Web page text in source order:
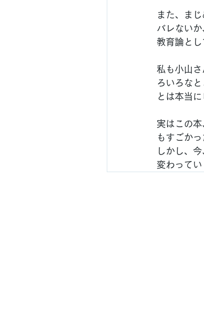
また、ま
バレない
教育論とし
私も小山
ろいろな
とは本当
実はこの
もすごか
しかし、
変わって